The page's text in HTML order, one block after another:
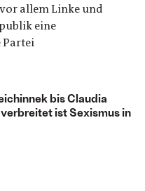
allem Linke und
eine
bis Claudia
ist Sexismus in